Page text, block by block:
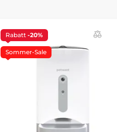
Rabatt -20%
Sommer-Sale